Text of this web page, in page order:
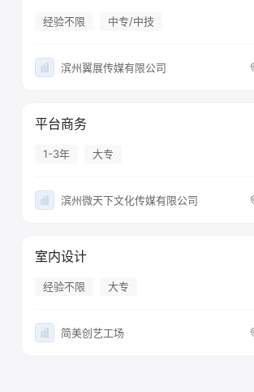
经验不限 中专/中技
滨州翼展传媒有限公司
平台商务
1-3年 大专
滨州微天下文化传媒有限公司
室内设计
经验不限 大专
简美创艺工场